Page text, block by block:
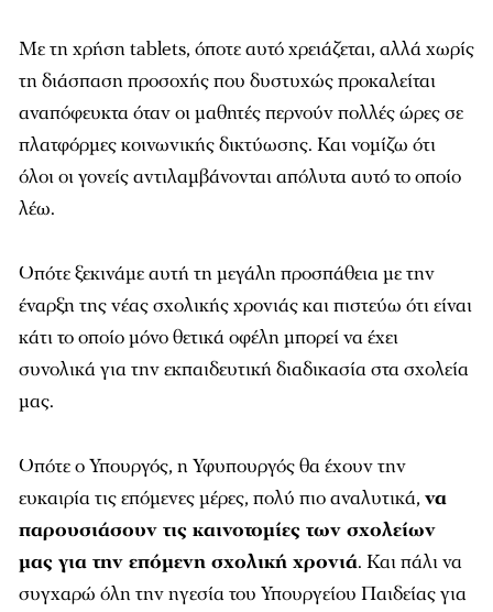
Με τη χρήση tablets, όποτε αυτό χρειάζεται, αλλά χωρίς
τη διάσπαση προσοχής που δυστυχώς προκαλείται
αναπόφευκτα όταν οι μαθητές περνούν πολλές ώρες σε
πλατφόρμες κοινωνικής δικτύωσης. Και νομίζω ότι
όλοι οι γονείς αντιλαμβάνονται απόλυτα αυτό το οποίο
λέω.
Οπότε ξεκινάμε αυτή τη μεγάλη προσπάθεια με την
έναρξη της νέας σχολικής χρονιάς και πιστεύω ότι είναι
κάτι το οποίο μόνο θετικά οφέλη μπορεί να έχει
συνολικά για την εκπαιδευτική διαδικασία στα σχολεία
μας.
Οπότε ο Υπουργός, η Υφυπουργός θα έχουν την
ευκαιρία τις επόμενες μέρες, πολύ πιο αναλυτικά, να
παρουσιάσουν τις καινοτομίες των σχολείων
μας για την επόμενη σχολική χρονιά. Και πάλι να
συγχαρώ όλη την ηγεσία του Υπουργείου Παιδείας για